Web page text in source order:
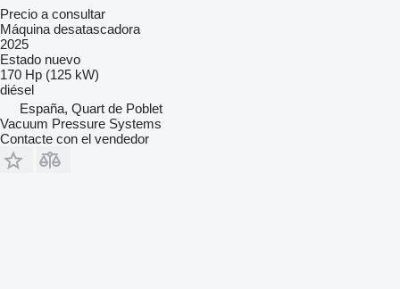
Precio a consultar
Máquina desatascadora
2025
Estado nuevo
170 Hp (125 kW)
diésel
España, Quart de Poblet
Vacuum Pressure Systems
Contacte con el vendedor